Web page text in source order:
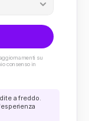
su
consenso in
a freddo.